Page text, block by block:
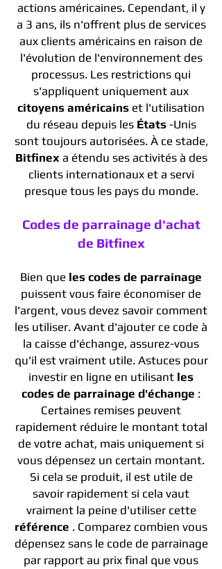
actions américaines. Cependant, il y
a 3 ans, ils n'offrent plus de services
aux clients américains en raison de
l'évolution de l'environnement des
processus. Les restrictions qui
s'appliquent uniquement aux
citoyens américains et l'utilisation
du réseau depuis les États-Unis
sont toujours autorisées. À ce stade,
Bitfinexa étendu ses activités à des
clients internationaux et a servi
presque tous les pays du monde.
Codes de parrainage d'achat
de Bitfinex
Bien que les codes de parrainage
puissent vous faire économiser de
l'argent, vous devez savoir comment
les utiliser. Avant d'ajouter ce code à
la caisse d'échange, assurez-vous
qu'il est vraiment utile. Astuces pour
investir en ligne en utilisant les
codes de parrainage d'échange :
Certaines remises peuvent
rapidement réduire le montant total
de votre achat, mais uniquement si
vous dépensez un certain montant.
Si cela se produit, il est utile de
savoir rapidement si cela vaut
vraiment la peine d'utiliser cette
référence . Comparez combien vous
dépensez sans le code de parrainage
par rapport au prix final que vous